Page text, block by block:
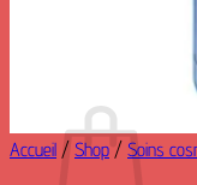
Retour à la
Accueil / Shop / Soins